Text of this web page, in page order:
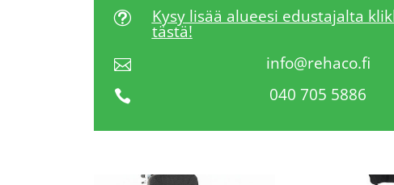
t Kysy lisää alueesi edustajalta
tästä!
 info@rehaco.fi
 040 705 5886